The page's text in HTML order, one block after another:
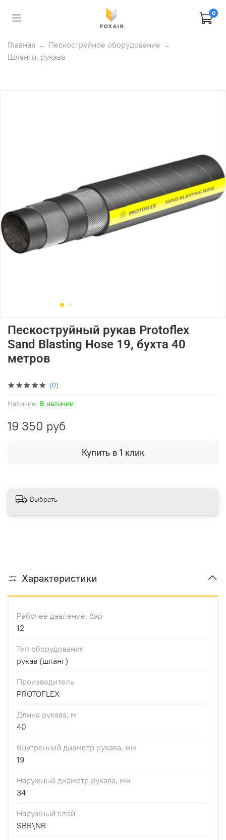
0
Главная
Пескоструйное оборудование
Шланги, рукава
(0)
Наличие: В наличии
Пескоструйный рукав Protoflex
Sand Blasting Hose 19, бухта 40
метров
19 350 руб
Купить в 1 клик
Выбрать
Характеристики
Рабочее давление, бар
12
Тип оборудования
рукав (шланг)
Производитель
PROTOFLEX
Длина рукава, м
40
Внутренний диаметр рукава, мм
19
Наружный диаметр рукава, мм
34
Наружный слой
SBR\NR